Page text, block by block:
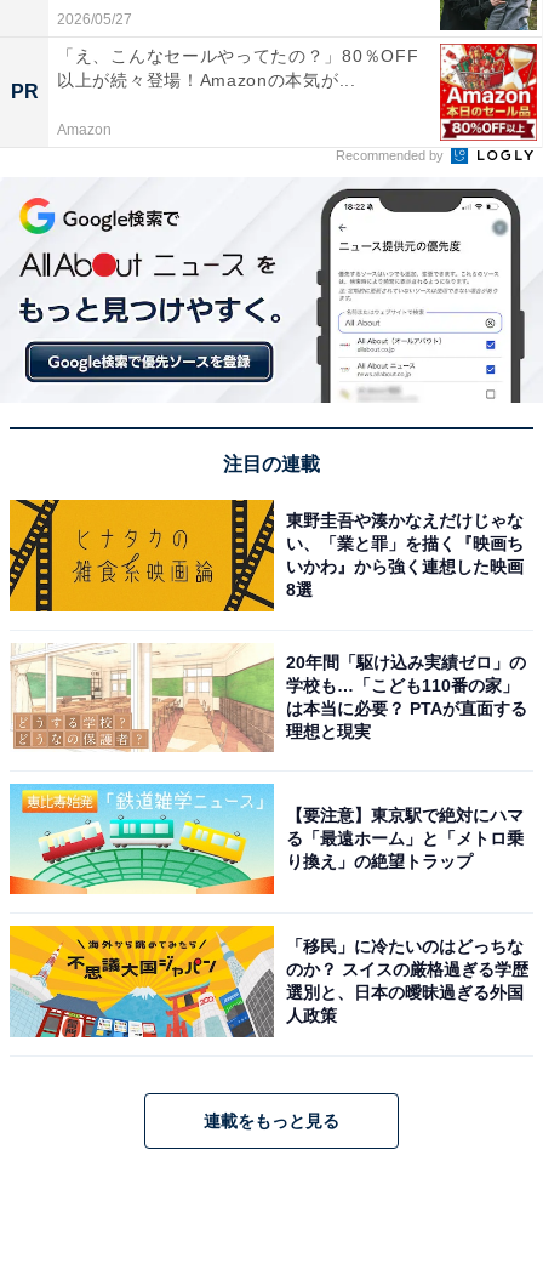
1位：出雲（島根県）／130票
1位にランクインしたのは、島根県の出雲です。出雲
市、飯南町、奥出雲町が交付対象で、2020年からは出雲
神話であるヤマタノオロチをモチーフとした図柄入りナ
ンバープレートも交付しています。
出雲は縁結びの神様「大国主大神」を祭る出雲大社があ
り、良縁祈願で全国から観光客が訪れる縁結びの地。日
本海の絶景が広がる日御碕も見どころです。
が表れていそうだからです」（50代男性／兵庫県）、
府）、「神聖な感じがするから誇りを持っていそう」
（20代女性／静岡県）などの声が集まりました。
次ページ
9位までの全ランキング結果を見
る
2026/05/27
PR
「え、こんなセールやってたの？」80％OFF
以上が続々登場！Amazonの本気が...
Amazon
Recommended by
注目の連載
東野圭吾や湊かなえだけじゃな
い、「業と罪」を描く『映画ち
いかわ』から強く連想した映画
8選
20年間「駆け込み実績ゼロ」の
学校も…「こども110番の家」
は本当に必要？ PTAが直面する
理想と現実
【要注意】東京駅で絶対にハマ
る「最遠ホーム」と「メトロ乗
り換え」の絶望トラップ
「移民」に冷たいのはどっちな
のか？ スイスの厳格過ぎる学歴
選別と、日本の曖昧過ぎる外国
人政策
連載をもっと見る